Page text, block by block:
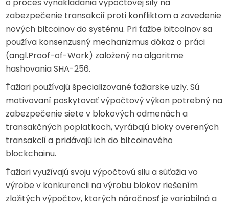
zabezpečenie transakcií proti konfliktom a zavedenie
nových bitcoinov do systému. Pri ťažbe bitcoinov sa
používa konsenzusný mechanizmus dôkaz o práci
(angl.Proof-of-Work) založený na algoritme
hashovania SHA-256.
Ťažiari používajú špecializované ťažiarske uzly. Sú
motivovaní poskytovať výpočtový výkon potrebný na
zabezpečenie siete v blokových odmenách a
transakčných poplatkoch, vyrábajú bloky overených
transakcií a pridávajú ich do bitcoinového
blockchainu.
Ťažiari využívajú svoju výpočtovú silu a súťažia vo
výrobe v konkurencii na výrobu blokov riešením
zložitých výpočtov, ktorých náročnosť je variabilná a